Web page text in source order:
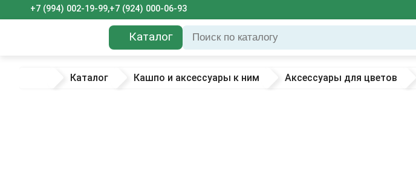
+7 (994) 002-19-99,+7 (924) 000-06-93
Каталог
Каталог Кашпо и аксессуары к ним Аксессуары для цветов